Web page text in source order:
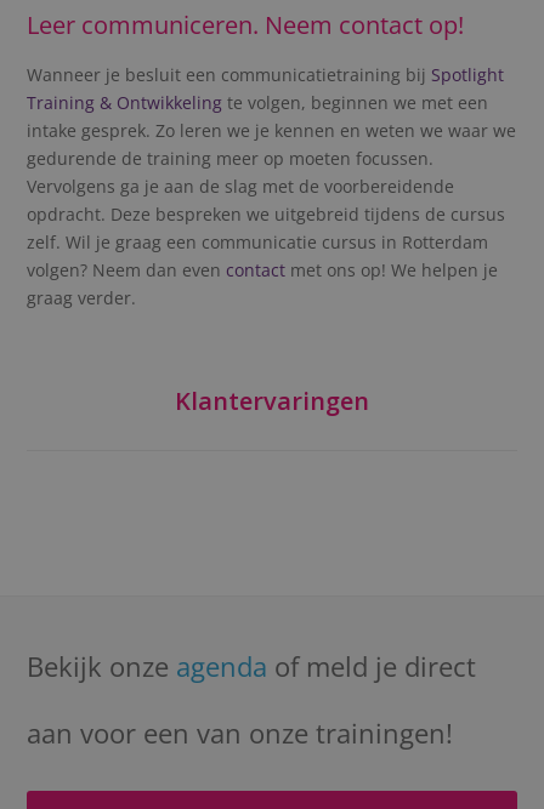
Leer communiceren. Neem contact op!
Wanneer je besluit een communicatietraining bij Spotlight
Training & Ontwikkeling te volgen, beginnen we met een
intake gesprek. Zo leren we je kennen en weten we waar we
gedurende de training meer op moeten focussen.
Vervolgens ga je aan de slag met de voorbereidende
opdracht. Deze bespreken we uitgebreid tijdens de cursus
zelf. Wil je graag een communicatie cursus in Rotterdam
volgen? Neem dan even contact met ons op! We helpen je
graag verder.
Klantervaringen
Bekijk onze agenda of meld je direct
aan voor een van onze trainingen!